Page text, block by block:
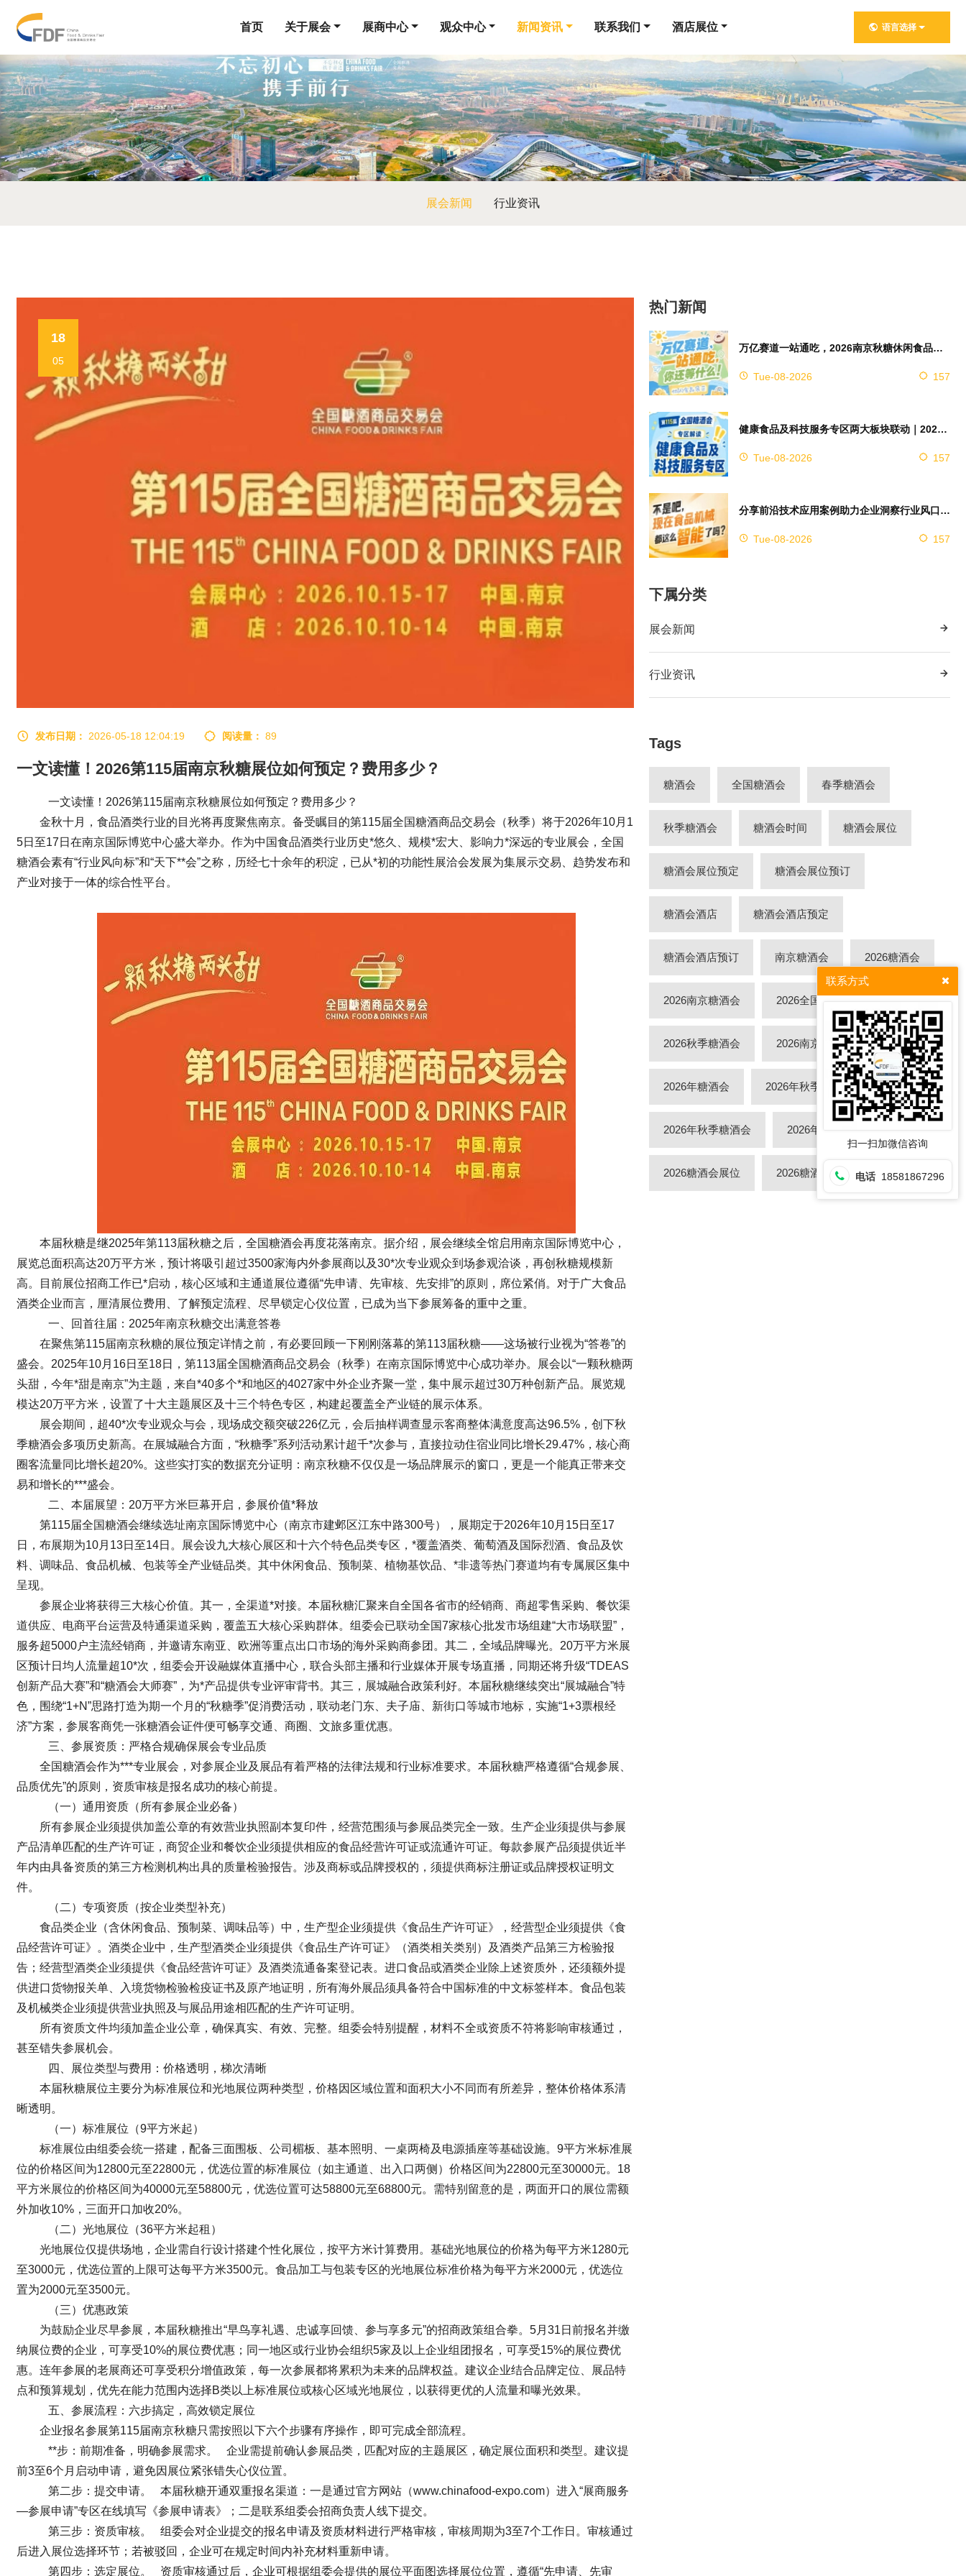
首页 关于展会 展商中心 观众中心 新闻资讯 联系我们 酒店展位 语言选择
展会新闻 行业资讯
18
05
发布日期： 2026-05-18 12:04:19 阅读量： 89
一文读懂！2026第115届南京秋糖展位如何预定？费用多少？
一文读懂！2026第115届南京秋糖展位如何预定？费用多少？
金秋十月，食品酒类行业的目光将再度聚焦南京。备受瞩目的第115届全国糖酒商品交易会 （秋季）将于2026年10月1
5日至17日在南京国际博览中心盛大举办。作为中国食品酒类行业历史*悠久、规模*宏大、影响力*深远的专业展会， 全国
糖酒会素有“行业风向标”和“天下**会”之称，历经七十余年的积淀，已从*初的功能性展洽会发展为集展示交易、趋势发布和
产业对接于一体的综合性平台。
本届秋糖是继2025年第113届秋糖之后，全国糖酒会再度花落南京。据介绍，展会继续全馆启用南京国际博览中心，
展览总面积高达20万平方米，预计将吸引超过3500家海内外参展商以及30*次专业观众到场参观洽谈，再创秋糖规模新
高。目前展位招商工作已*启动，核心区域和主通道展位遵循“先申请、先审核、先安排”的原则，席位紧俏。对于广大食品
酒类企业而言，厘清展位费用、了解预定流程、尽早锁定心仪位置，已成为当下参展筹备的重中之重。
一、回首往届：2025年南京秋糖交出满意答卷
在聚焦第115届南京秋糖的展位预定详情之前，有必要回顾一下刚刚落幕的第113届秋糖——这场被行业视为“答卷”的
盛会。2025年10月16日至18日，第113届全国糖酒商品交易会 （秋季）在南京国际博览中心成功举办。展会以“一颗秋糖两
头甜，今年*甜是南京”为主题，来自*40多个*和地区的4027家中外企业齐聚一堂，集中展示超过30万种创新产品。展览规
模达20万平方米，设置了十大主题展区及十三个特色专区，构建起覆盖全产业链的展示体系。
展会期间，超40*次专业观众与会，现场成交额突破226亿元，会后抽样调查显示客商整体满意度高达96.5%，创下秋
季糖酒会多项历史新高。在展城融合方面，“秋糖季”系列活动累计超千*次参与，直接拉动住宿业同比增长29.47%，核心商
圈客流量同比增长超20%。这些实打实的数据充分证明：南京秋糖不仅仅是一场品牌展示的窗口，更是一个能真正带来交
易和增长的***盛会。
二、本届展望：20万平方米巨幕开启，参展价值*释放
第115届全国糖酒会继续选址南京国际博览中心（南京市建邺区江东中路300号），展期定于2026年10月15日至17
日，布展期为10月13日至14日。展会设九大核心展区和十六个特色品类专区，*覆盖酒类、葡萄酒及国际烈酒、食品及饮
料、调味品、食品机械、包装等全产业链品类。其中休闲食品、预制菜、植物基饮品、*非遗等热门赛道均有专属展区集中
呈现。
参展企业将获得三大核心价值。其一，全渠道*对接。本届秋糖汇聚来自全国各省市的经销商、商超零售采购、餐饮渠
道供应、电商平台运营及特通渠道采购，覆盖五大核心采购群体。组委会已联动全国7家核心批发市场组建“大市场联盟”，
服务超5000户主流经销商，并邀请东南亚、欧洲等重点出口市场的海外采购商参团。其二，全域品牌曝光。20万平方米展
区预计日均人流量超10*次，组委会开设融媒体直播中心，联合头部主播和行业媒体开展专场直播，同期还将升级“TDEAS
创新产品大赛”和“糖酒会大师赛”，为*产品提供专业评审背书。其三，展城融合政策利好。本届秋糖继续突出“展城融合”特
色，围绕“1+N”思路打造为期一个月的“秋糖季”促消费活动，联动老门东、夫子庙、新街口等城市地标，实施“1+3票根经
济”方案，参展客商凭一张糖酒会证件便可畅享交通、商圈、文旅多重优惠。
三、参展资质：严格合规确保展会专业品质
全国糖酒会作为***专业展会，对参展企业及展品有着严格的法律法规和行业标准要求。本届秋糖严格遵循“合规参展、
品质优先”的原则，资质审核是报名成功的核心前提。
（一）通用资质（所有参展企业必备）
所有参展企业须提供加盖公章的有效营业执照副本复印件，经营范围须与参展品类完全一致。生产企业须提供与参展
产品清单匹配的生产许可证，商贸企业和餐饮企业须提供相应的食品经营许可证或流通许可证。每款参展产品须提供近半
年内由具备资质的第三方检测机构出具的质量检验报告。涉及商标或品牌授权的，须提供商标注册证或品牌授权证明文
件。
（二）专项资质（按企业类型补充）
食品类企业（含休闲食品、预制菜、调味品等）中，生产型企业须提供《食品生产许可证》，经营型企业须提供《食
品经营许可证》。酒类企业中，生产型酒类企业须提供《食品生产许可证》（酒类相关类别）及酒类产品第三方检验报
告；经营型酒类企业须提供《食品经营许可证》及酒类流通备案登记表。进口食品或酒类企业除上述资质外，还须额外提
供进口货物报关单、入境货物检验检疫证书及原产地证明，所有海外展品须具备符合中国标准的中文标签样本。食品包装
及机械类企业须提供营业执照及与展品用途相匹配的生产许可证明。
所有资质文件均须加盖企业公章，确保真实、有效、完整。组委会特别提醒，材料不全或资质不符将影响审核通过，
甚至错失参展机会。
四、展位类型与费用：价格透明，梯次清晰
本届秋糖展位主要分为标准展位和光地展位两种类型，价格因区域位置和面积大小不同而有所差异，整体价格体系清
晰透明。
（一）标准展位（9平方米起）
标准展位由组委会统一搭建，配备三面围板、公司楣板、基本照明、一桌两椅及电源插座等基础设施。9平方米标准展
位的价格区间为12800元至22800元，优选位置的标准展位（如主通道、出入口两侧）价格区间为22800元至30000元。18
平方米展位的价格区间为40000元至58800元，优选位置可达58800元至68800元。需特别留意的是，两面开口的展位需额
外加收10%，三面开口加收20%。
（二）光地展位（36平方米起租）
光地展位仅提供场地，企业需自行设计搭建个性化展位，按平方米计算费用。基础光地展位的价格为每平方米1280元
至3000元，优选位置的上限可达每平方米3500元。食品加工与包装专区的光地展位标准价格为每平方米2000元，优选位
置为2000元至3500元。
（三）优惠政策
为鼓励企业尽早参展，本届秋糖推出“早鸟享礼遇、忠诚享回馈、参与享多元”的招商政策组合拳。5月31日前报名并缴
纳展位费的企业，可享受10%的展位费优惠；同一地区或行业协会组织5家及以上企业组团报名，可享受15%的展位费优
惠。连年参展的老展商还可享受积分增值政策，每一次参展都将累积为未来的品牌权益。建议企业结合品牌定位、展品特
点和预算规划，优先在能力范围内选择B类以上标准展位或核心区域光地展位，以获得更优的人流量和曝光效果。
五、参展流程：六步搞定，高效锁定展位
企业报名参展第115届南京秋糖只需按照以下六个步骤有序操作，即可完成全部流程。
**步：前期准备，明确参展需求。 企业需提前确认参展品类，匹配对应的主题展区，确定展位面积和类型。建议提
前3至6个月启动申请，避免因展位紧张错失心仪位置。
第二步：提交申请。 本届秋糖开通双重报名渠道：一是通过官方网站（www.chinafood-expo.com）进入“展商服务
—参展申请”专区在线填写《参展申请表》；二是联系组委会招商负责人线下提交。
第三步：资质审核。 组委会对企业提交的报名申请及资质材料进行严格审核，审核周期为3至7个工作日。审核通过
后进入展位选择环节；若被驳回，企业可在规定时间内补充材料重新申请。
第四步：选定展位。 资质审核通过后，企业可根据组委会提供的展位平面图选择展位位置，遵循“先申请、先审
热门新闻
万亿赛道一站通吃，2026南京秋糖休闲食品展区4万㎡超大展馆等你来占位
Tue-08-2026 157
健康食品及科技服务专区两大板块联动｜2026南京秋糖实现双向赋能助力企业对接技术资源
Tue-08-2026 157
分享前沿技术应用案例助力企业洞察行业风口，2026南京秋糖9号馆赋能创新
Tue-08-2026 157
下属分类
展会新闻
行业资讯
Tags
糖酒会 全国糖酒会 春季糖酒会
秋季糖酒会 糖酒会时间 糖酒会展位
糖酒会展位预定 糖酒会展位预订
糖酒会酒店 糖酒会酒店预定
糖酒会酒店预订 南京糖酒会 2026糖酒会
2026南京糖酒会 2026全国糖酒会
2026秋季糖酒会 2026南京糖酒会酒店预订
2026年糖酒会 2026年秋季全国糖酒会
2026年秋季糖酒会 2026年南京糖酒会
2026糖酒会展位 2026糖酒会展位预订
联系方式
扫一扫加微信咨询
电话 18581867296